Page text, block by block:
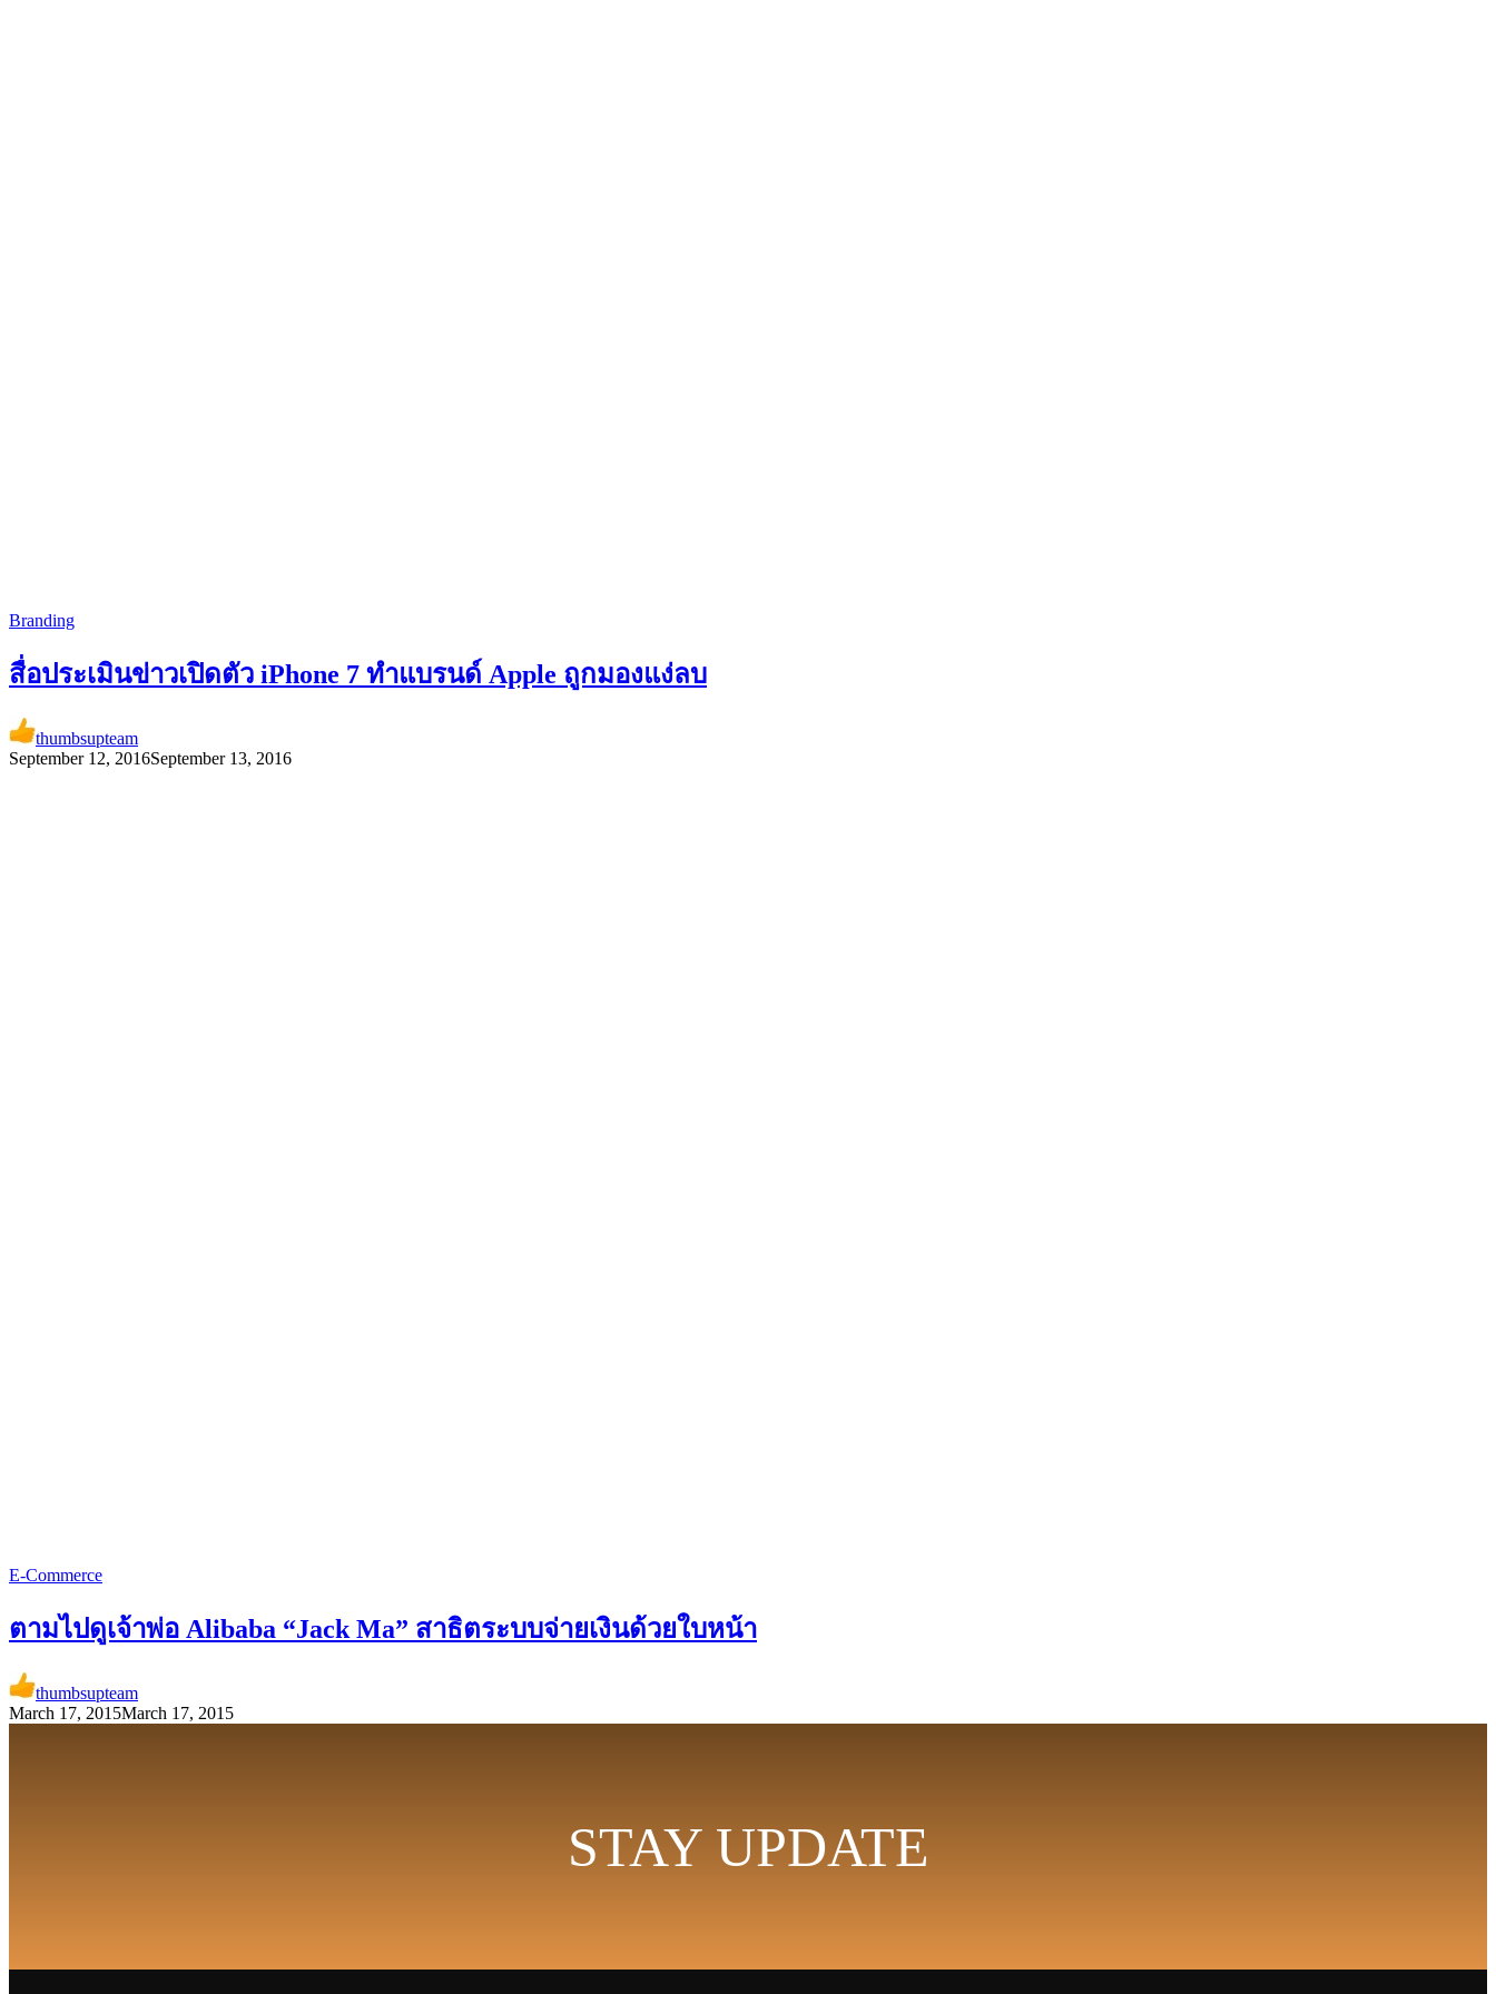
Branding
สื่อประเมินข่าวเปิดตัว iPhone 7 ทำแบรนด์ Apple ถูกมองแง่ลบ
thumbsupteam
September 12, 2016September 13, 2016
E-Commerce
ตามไปดูเจ้าพ่อ Alibaba “Jack Ma” สาธิตระบบจ่ายเงินด้วยใบหน้า
thumbsupteam
March 17, 2015March 17, 2015
STAY UPDATE